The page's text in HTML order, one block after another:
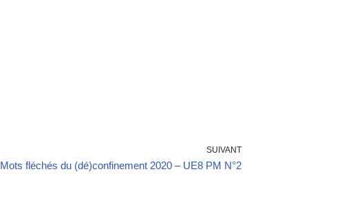
SUIVANT
Mots fléchés du (dé)confinement 2020 – UE8 PM N°2